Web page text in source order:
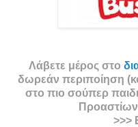
Λάβετε μέρος στο
δωρεάν περιποίηση
στο πιο σούπερ
>>>